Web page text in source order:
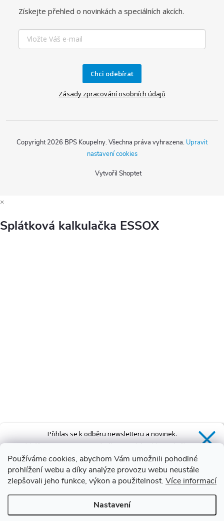
Používáme cookies, abychom Vám umožnili pohodlné
prohlížení webu a díky analýze provozu webu neustále
zlepšovali jeho funkce, výkon a použitelnost. Více informací
Nastavení
Získejte přehled o novinkách a speciálních akcích.
Chci odebírat
Zásady zpracování osobních údajů
Vytvořil Shoptet
Copyright 2026 BPS Koupelny. Všechna práva vyhrazena. Upravit
nastavení cookies
×
Splátková kalkulačka ESSOX
Přihlas se k odběru newsletteru a novinek.
ZískášSLEVU 5 %na první nákup a také exkluzivní přístup k
novinkám, slevám a dalším speciálním nabídkám.*
Ano, chci se přihlásit
Zásady zpracování osobních údajů